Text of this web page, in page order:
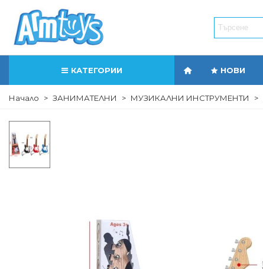
КАТЕГОРИИ НОВИ
Начало > ЗАНИМАТЕЛНИ > МУЗИКАЛНИ ИНСТРУМЕНТИ >